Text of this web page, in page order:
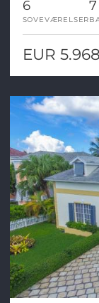
6
SOVEVÆRELSER
7
EUR